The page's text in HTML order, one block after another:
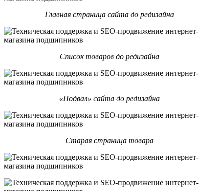
Главная страница сайта до редизайна
Список товаров до редизайна
«Подвал» сайта до редизайна
Старая страница товара